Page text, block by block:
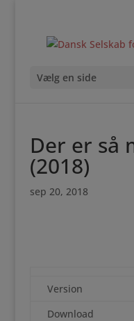
Vælg en side
Der er så
(2018)
sep 20, 2018
Version
Download